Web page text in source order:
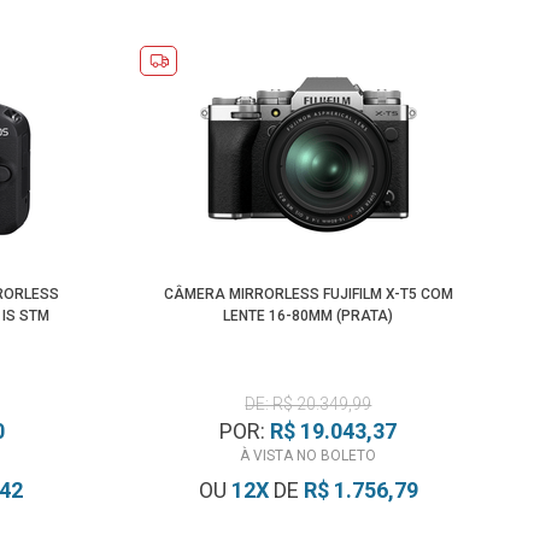
STM
CÂMERA MIRRORLESS FUJIFILM X-T5 COM
LENTE 16-80MM (PRATA)
DE: R$ 20.349,99
POR: R$ 19.043,37
À VISTA NO BOLETO
OU 12XDE R$ 1.756,79